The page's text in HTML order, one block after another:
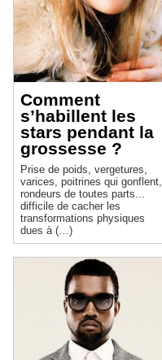
Comment
s’habillent les
stars pendant la
grossesse ?
Prise de poids, vergetures,
varices, poitrines qui gonflent,
rondeurs de toutes parts...
difficile de cacher les
transformations physiques
dues à (…)